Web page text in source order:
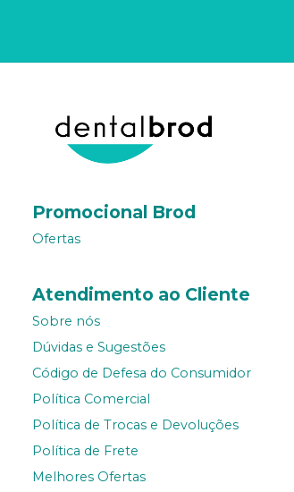
Promocional Brod
Ofertas
Atendimento ao Cliente
Sobre nós
Dúvidas e Sugestões
Código de Defesa do Consumidor
Política Comercial
Política de Trocas e Devoluções
Política de Frete
Melhores Ofertas